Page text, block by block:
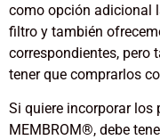
como opción adicional
filtro y también
correspondientes, pero
tener que comprarlos
Si quiere incorporar los
MEMBROM®, debe